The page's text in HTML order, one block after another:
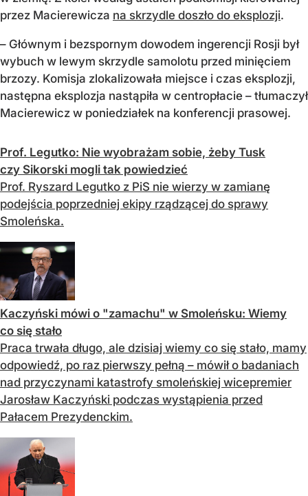
przez Macierewicza na skrzydle doszło do eksplozji.
– Głównym i bezspornym dowodem ingerencji Rosji był
wybuch w lewym skrzydle samolotu przed minięciem
brzozy. Komisja zlokalizowała miejsce i czas eksplozji,
następna eksplozja nastąpiła w centropłacie – tłumaczył
Macierewicz w poniedziałek na konferencji prasowej.
Prof. Legutko: Nie wyobrażam sobie, żeby Tusk
czy Sikorski mogli tak powiedzieć
Prof. Ryszard Legutko z PiS nie wierzy w zamianę
podejścia poprzedniej ekipy rządzącej do sprawy
Smoleńska.
Kaczyński mówi o "zamachu" w Smoleńsku: Wiemy
co się stało
Praca trwała długo, ale dzisiaj wiemy co się stało, mamy
odpowiedź, po raz pierwszy pełną – mówił o badaniach
nad przyczynami katastrofy smoleńskiej wicepremier
Jarosław Kaczyński podczas wystąpienia przed
Pałacem Prezydenckim.